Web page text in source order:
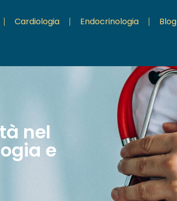
Cardiologia Endocrinologia Blog
nel
e